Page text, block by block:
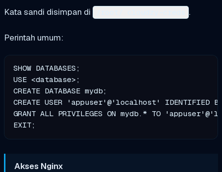
Kata sandi disimpan di .
Perintah umum:
SHOW DATABASES;
USE <database>;
CREATE DATABASE mydb;
CREATE USER 'appuser'@'localhost'
GRANT ALL PRIVILEGES ON mydb.* TO
Akses Nginx